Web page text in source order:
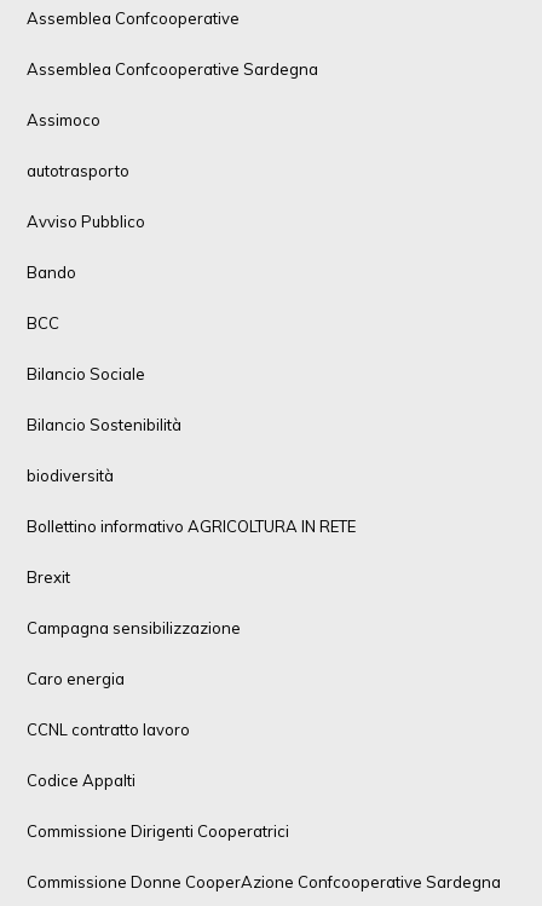
Assemblea Confcooperative
Assemblea Confcooperative Sardegna
Assimoco
autotrasporto
Avviso Pubblico
Bando
BCC
Bilancio Sociale
Bilancio Sostenibilità
biodiversità
Bollettino informativo AGRICOLTURA IN RETE
Brexit
Campagna sensibilizzazione
Caro energia
CCNL contratto lavoro
Codice Appalti
Commissione Dirigenti Cooperatrici
Commissione Donne CooperAzione Confcooperative Sardegna